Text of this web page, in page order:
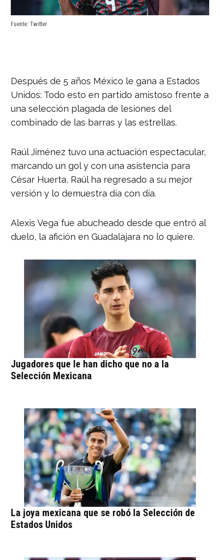
Fuente: Twitter
Después de 5 años México le gana a Estados
Unidos: Todo esto en partido amistoso frente a
una selección plagada de lesiones del
combinado de las barras y las estrellas.
Raúl Jiménez tuvo una actuación espectacular,
marcando un gol y con una asistencia para
César Huerta, Raúl ha regresado a su mejor
versión y lo demuestra día con día.
Alexis Vega fue abucheado desde que entró al
duelo, la afición en Guadalajara no lo quiere.
Jugadores que le han dicho que no a la
Selección Mexicana
La joya mexicana que se robó la Selección de
Estados Unidos